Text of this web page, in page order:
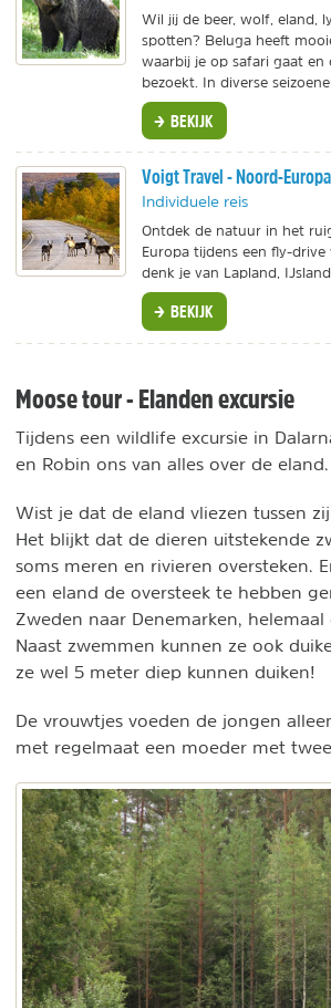
Wil jij de beer, wolf, eland,
spotten? Beluga heeft
waarbij je op safari gaat en
bezoekt. In diverse
BEKIJK
Voigt Travel - Noord-Europa
Individuele reis
Ontdek de natuur in het
Europa tijdens een fly-drive
denk je van Lapland,
BEKIJK
Moose tour - Elanden excursie
Tijdens een wildlife excursie in
en Robin ons van alles over de eland.
Wist je dat de eland vliezen tussen
Het blijkt dat de dieren uitstekende
soms meren en rivieren oversteken.
een eland de oversteek te hebben
Zweden naar Denemarken, helemaal
Naast zwemmen kunnen ze ook
ze wel 5 meter diep kunnen duiken!
De vrouwtjes voeden de jongen
met regelmaat een moeder met twee